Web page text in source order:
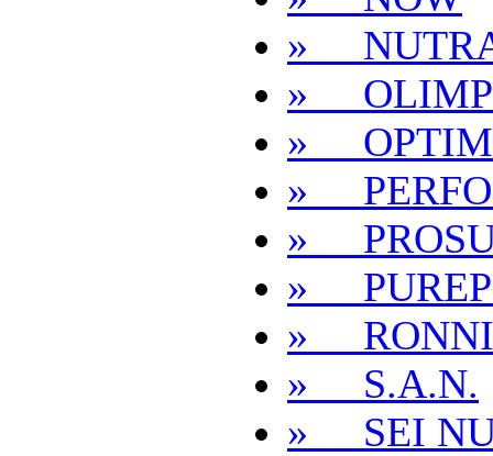
»
» OLIMP
»
»
»
»
»
» S.A.N.
» SEI